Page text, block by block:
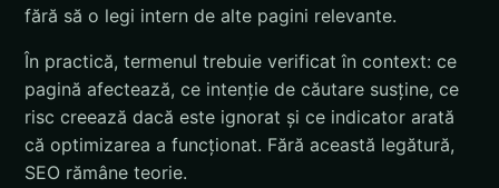
fără să o legi intern de alte pagini relevante.
În practică, termenul trebuie verificat în context: ce
pagină afectează, ce intenție de căutare susține, ce
risc creează dacă este ignorat și ce indicator arată
că optimizarea a funcționat. Fără această legătură,
SEO rămâne teorie.